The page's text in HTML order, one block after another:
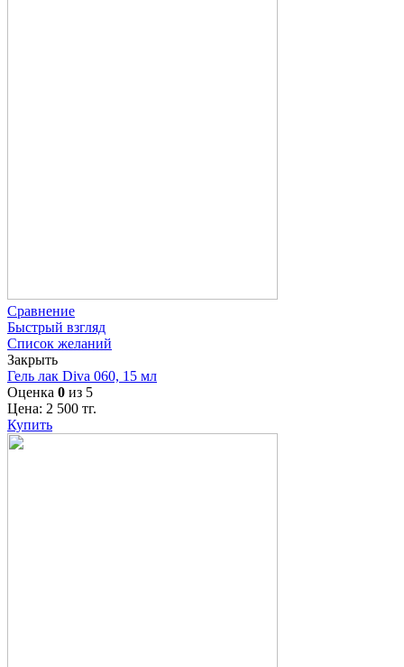
Сравнение
Быстрый взгляд
Список желаний
Закрыть
Гель лак Diva 060, 15 мл
Оценка 0 из 5
Цена: 2 500 тг.
Купить